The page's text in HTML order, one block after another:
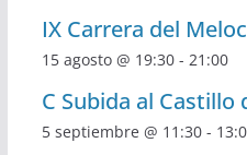
IX Carrera del
15 agosto @ 19:30- 21:00
C Subida al Castillo
5 septiembre @ 11:30-